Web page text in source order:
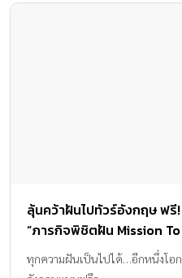
ลุ้นคว้าฝันไปทัวร์อังกฤษ ฟ
“ภารกิจพิชิตฝัน Mission
ออนไลน์กับ Hi-Q UHT
ทุกความฝันเป็นไปได้…อีกหนึ่งโอ